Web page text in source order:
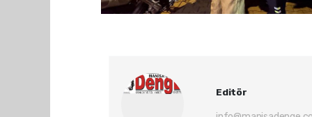
Editör